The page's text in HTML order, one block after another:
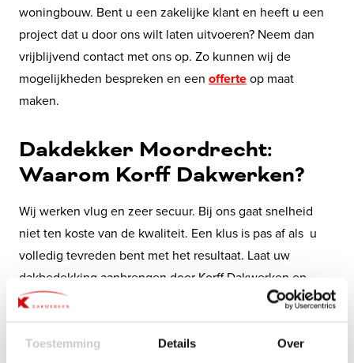
Toestemming Details Over
woningbouw. Bent u een zakelijke klant en heeft u een
project dat u door ons wilt laten uitvoeren? Neem dan
vrijblijvend contact met ons op. Zo kunnen wij de
mogelijkheden bespreken en een offerteop maat
maken.
Dakdekker Moordrecht:
Waarom Korff Dakwerken?
Wij werken vlug en zeer secuur. Bij ons gaat snelheid
niet ten koste van de kwaliteit. Een klus is pas af als u
volledig tevreden bent met het resultaat. Laat uw
dakbedekking aanbrengen door Korff Dakwerken en
geniet jaren van een goed dak boven uw hoofd.
Dakdekkersbedrijf